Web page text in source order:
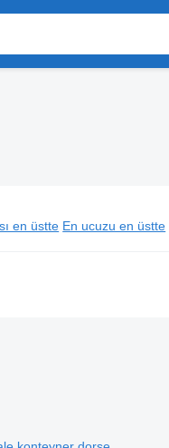
en üstte En ucuzu en üstte